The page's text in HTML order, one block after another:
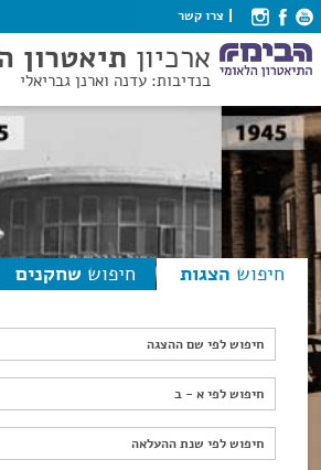
צרו קשר
ארכיון תיאטרון
בנדיבות: עדנה וארנן גבריאלי
חיפוש הצגות חיפוש שחקנים
חיפוש לפי שם ההצגה
חיפוש לפי א - ב
חיפוש לפי א - ב
חיפוש לפי שנת ההעלאה
חיפוש לפי שנת ההעלאה